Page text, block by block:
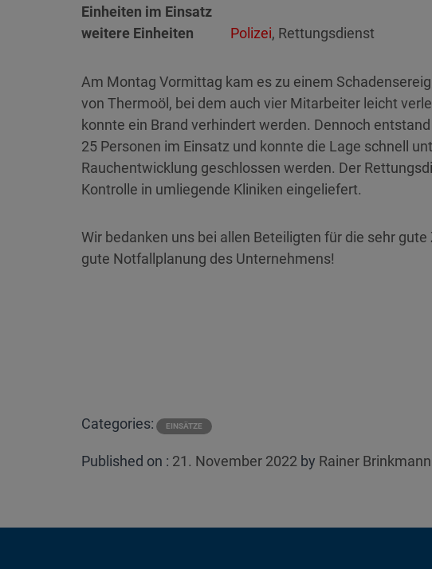
Einheiten im Einsatz
weitere Einheiten
Polizei, Rettungsdienst
Am Montag Vormittag kam es zu einem
von Thermoöl, bei dem auch vier Mitarbeiter leicht
konnte ein Brand verhindert werden. Dennoch
25 Personen im Einsatz und konnte die Lage schnell
Rauchentwicklung geschlossen werden. Der
Kontrolle in umliegende Kliniken eingeliefert.
Wir bedanken uns bei allen Beteiligten für die sehr
gute Notfallplanung des Unternehmens!
Categories: EINSÄTZE
Published on : Posted
21. November 2022 by Rainer Brinkmann